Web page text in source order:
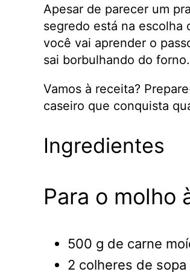
Apesar de parecer um
segredo está na escolha
você vai aprender o
sai borbulhando do forno.
Vamos à receita?
caseiro que conquista
Ingredientes
Para o molho
500 g de carne
2 colheres de